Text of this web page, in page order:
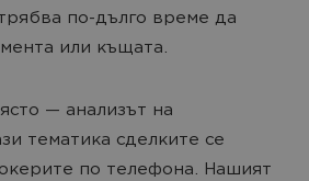
по-дълго време да
или къщата.
— анализът на
тематика сделките се
по телефона. Нашият